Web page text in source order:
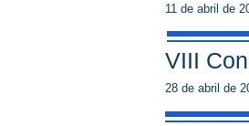
11 de abril de
VIII
28 de abril de